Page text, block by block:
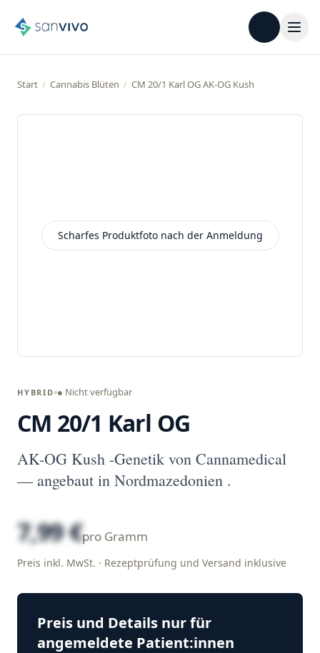
Start / Cannabis Blüten / CM 20/1 Karl OG AK-OG Kush
Scharfes Produktfoto nach der Anmeldung
HYBRID ● Nicht verfügbar
CM 20/1 Karl OG
AK-OG Kush -Genetik von Cannamedical
— angebaut in Nordmazedonien .
7,99 €pro Gramm
Preis inkl. MwSt. · Rezeptprüfung und Versand inklusive
Preis und Details nur für
angemeldete Patient:innen